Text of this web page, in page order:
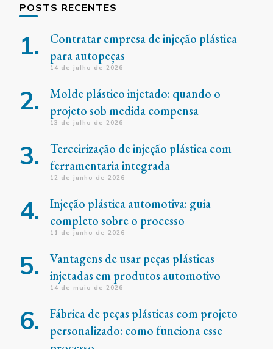
POSTS RECENTES
Contratar empresa de injeção plástica
para autopeças
14 de julho de 2026
Molde plástico injetado: quando o
projeto sob medida compensa
13 de julho de 2026
Terceirização de injeção plástica com
ferramentaria integrada
12 de junho de 2026
Injeção plástica automotiva: guia
completo sobre o processo
11 de junho de 2026
Vantagens de usar peças plásticas
injetadas em produtos automotivo
14 de maio de 2026
Fábrica de peças plásticas com projeto
personalizado: como funciona esse